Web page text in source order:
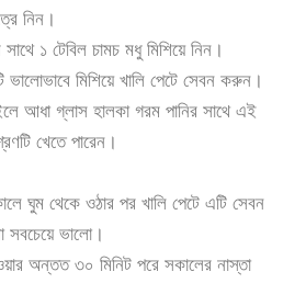
নিন।
১ টেবিল চামচ মধু মিশিয়ে নিন।
ভালোভাবে মিশিয়ে খালি পেটে সেবন করুন।
আধা গ্লাস হালকা গরম পানির সাথে এই
খেতে পারেন।
ঘুম থেকে ওঠার পর খালি পেটে এটি সেবন
সবচেয়ে ভালো।
অন্তত ৩০ মিনিট পরে সকালের নাস্তা